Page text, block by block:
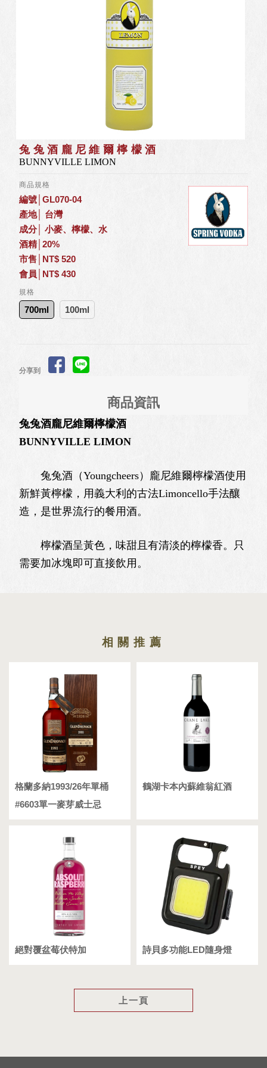
兔兔酒龐尼維爾檸檬酒
BUNNYVILLE LIMON
商品規格
編號│GL070-04
產地│ 台灣
成分│ 小麥、檸檬、水
酒精│20%
市售│NT$ 520
會員│NT$ 430
規格
700ml 100ml
分享到
商品資訊
兔兔酒龐尼維爾檸檬酒
BUNNYVILLE LIMON
兔兔酒（Youngcheers）龐尼維爾檸檬酒使用
新鮮黃檸檬，用義大利的古法Limoncello手法釀
造，是世界流行的餐用酒。
檸檬酒呈黃色，味甜且有清淡的檸檬香。只
需要加冰塊即可直接飲用。
格蘭多納1993/26年單桶
#6603單一麥芽威士忌
鶴湖卡本內蘇維翁紅酒
絕對覆盆莓伏特加 詩貝多功能LED隨身燈
上一頁